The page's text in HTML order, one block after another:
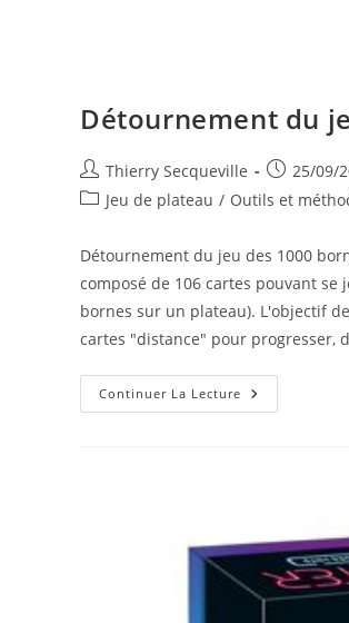
Détournement du
Auteur/autrice
de
Thierry Secqueville
Publication
publiée :
25/09/
PostJeu de plateau / Outils et
Détournement du jeu des 1000
composé de 106 cartes pouvant
bornes sur un plateau). L'objectif
cartes "distance" pour progresser,
Continuer La Lecture
Du